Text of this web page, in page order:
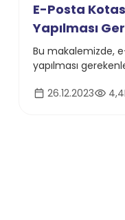
E-Posta
Yapılması
Bu makalemizde,
yapılması
26.12.2023